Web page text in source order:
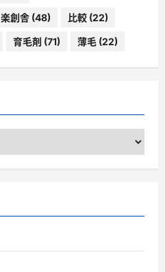
楽創舎 (48) 比較 (22)
育毛剤 (71) 薄毛 (22)